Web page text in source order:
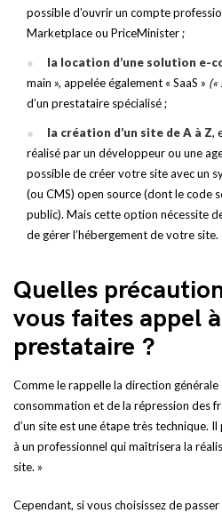
possible d’ouvrir un compte
Marketplace ou PriceMinister ;
la location d’une solution e-
main », appelée également « SaaS » («
d’un prestataire spécialisé ;
la création d’un site de A à Z,
réalisé par un développeur ou une
possible de créer votre site avec un
(ou CMS) open source (dont le code
public). Mais cette option nécessite
de gérer l’hébergement de votre site.
Quelles
vous faites appel
prestataire ?
Comme le rappelle la direction générale
consommation et de la répression des
d’un site est une étape très technique.
à un professionnel qui maîtrisera la
site. »
Cependant, si vous choisissez de